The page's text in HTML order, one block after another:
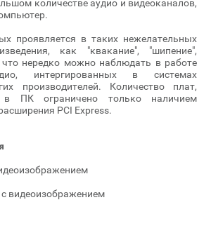
количестве аудио и видеоканалов,
проявляется в таких нежелательных
как "квакание", "шипение",
что нередко можно наблюдать в работе
интергированных в системах
производителей. Количество плат,
в ПК ограничено только наличием
PCI Express.
видеоизображением